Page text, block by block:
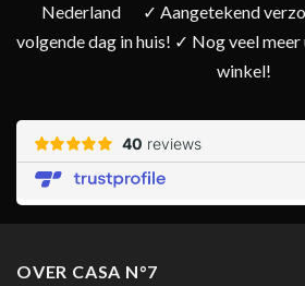
Nederland
✓ Aangetekend
volgende dag in huis! ✓ Nog veel
winkel!
OVER CASA N°7